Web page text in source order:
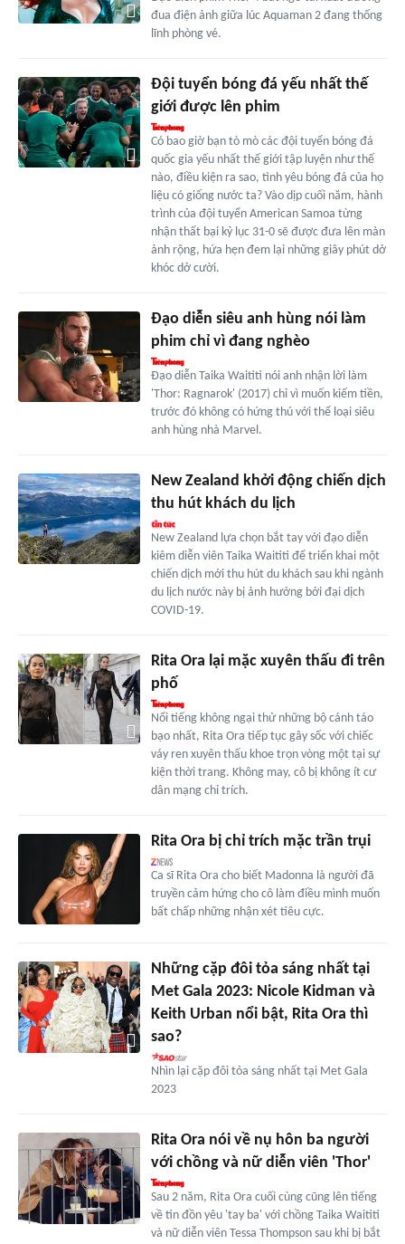
đua điện ảnh giữa lúc Aquaman 2 đang thống
lĩnh phòng vé.
Đội tuyển bóng đá yếu nhất thế
giới được lên phim
Có bao giờ bạn tò mò các đội tuyển bóng đá
quốc gia yếu nhất thế giới tập luyện như thế
nào, điều kiện ra sao, tình yêu bóng đá của họ
liệu có giống nước ta? Vào dịp cuối năm, hành
trình của đội tuyển American Samoa từng
nhận thất bại kỷ lục 31-0 sẽ được đưa lên màn
ảnh rộng, hứa hẹn đem lại những giây phút dở
khóc dở cười.
Đạo diễn siêu anh hùng nói làm
phim chỉ vì đang nghèo
Đạo diễn Taika Waititi nói anh nhận lời làm
'Thor: Ragnarok' (2017) chỉ vì muốn kiếm tiền,
trước đó không có hứng thú với thể loại siêu
anh hùng nhà Marvel.
New Zealand khởi động chiến dịch
thu hút khách du lịch
New Zealand lựa chọn bắt tay với đạo diễn
kiêm diễn viên Taika Waititi để triển khai một
chiến dịch mới thu hút du khách sau khi ngành
du lịch nước này bị ảnh hưởng bởi đại dịch
COVID-19.
Rita Ora lại mặc xuyên thấu đi trên
phố
Nổi tiếng không ngại thử những bộ cánh táo
bạo nhất, Rita Ora tiếp tục gây sốc với chiếc
váy ren xuyên thấu khoe trọn vòng một tại sự
kiện thời trang. Không may, cô bị không ít cư
dân mạng chỉ trích.
Rita Ora bị chỉ trích mặc trần trụi
Ca sĩ Rita Ora cho biết Madonna là người đã
truyền cảm hứng cho cô làm điều mình muốn
bất chấp những nhận xét tiêu cực.
Những cặp đôi tỏa sáng nhất tại
Met Gala 2023: Nicole Kidman và
Keith Urban nổi bật, Rita Ora thì
sao?
Nhìn lại cặp đôi tỏa sáng nhất tại Met Gala
2023
Rita Ora nói về nụ hôn ba người
với chồng và nữ diễn viên 'Thor'
Sau 2 năm, Rita Ora cuối cùng cũng lên tiếng
về tin đồn yêu 'tay ba' với chồng Taika Waititi
và nữ diễn viên Tessa Thompson sau khi bị bắt